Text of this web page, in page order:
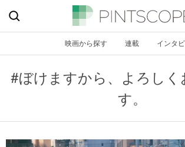
映画から探す 連載 インタ
#ぼけますから、よろしく
す。